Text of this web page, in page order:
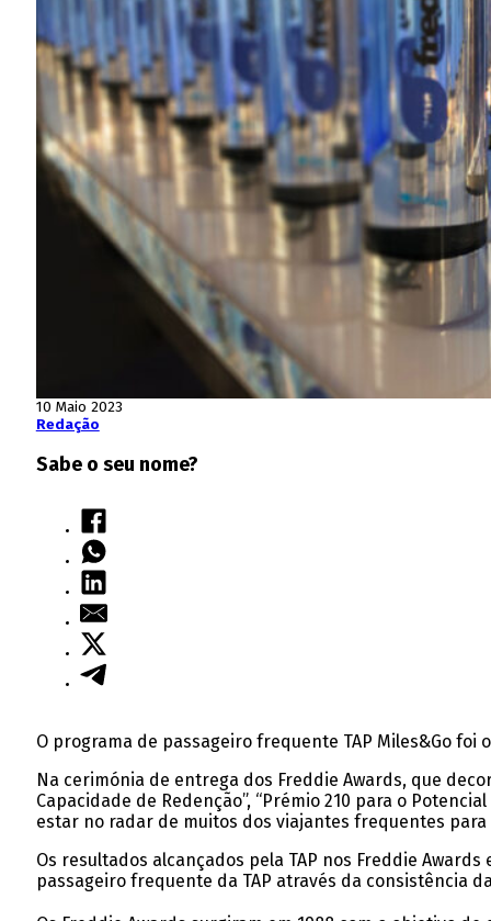
10 Maio 2023
Redação
Sabe o seu nome?
O programa de passageiro frequente TAP Miles&Go
Na cerimónia de entrega dos Freddie Awards, que
Capacidade de Redenção”, “Prémio 210 para o
estar no radar de muitos dos viajantes frequentes para
Os resultados alcançados pela TAP nos Freddie
passageiro frequente da TAP através da consistência